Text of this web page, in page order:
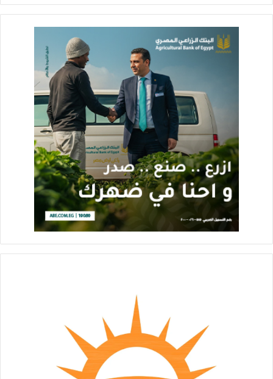
تدفقات النقد الأجنبي بشكل عام وتحويلات أموال المصريين بالخارج
بشكل خاص، مع تقديم الخدمات المصرفية لعملاء التحويلات، موضحاً
أنه من المقرر بدء الخدمة كمرحلة أولى فى مجموعة من فروع البنك
على أن يتم تقديم الخدمة بكافة فروع البنك خلال المراحل التالية بما
يدعم جهود البنك لتحقيق الشمول المالى وتقديم أفضل مستوى من
الخدمات المصرفية للعملاء. هذا ويعتزم البنك تعزيز التكامل بين أيباج
والشركات التابعة للبنك في إطار إستراتيجية البنك لتنمية وتنويع
الخدمات المقدمة للعملاء.
وفي هذا الصدد، صرح مصطفي سرهنك رئيس مجلس الإدارة
التنفيذي لشركة أيباج لخدمات تحويل الأموال بأن هذه الخطوة تُعد
تطبيق عملي لخطة الشركة الاستراتيجية الهادفة إلي دمج قطاع
التحويلات غير الرسمي إلى القطاع المصرفي حيث سيتم توسيع
قاعدة العملاء المستهدفين من خلال شبكة فروع أكبر ثلاثة بنوك في
مصر وأيضاً إتاحة خدماتهم المصرفية المتنوعة لهؤلاء العملاء مما يعزز
الشمول المالي وإدخال شريحة كبيرة من المجتمع لا تتعامل مع
وأضاف سرهنك، أن هذه الخطوة ما كانت لتتحقق دون دعم البنك
المركزي المصري وتفهمه لدور الشركة المحوري في زيادة مصدر من
المصادر الرئيسية لإيرادات الدولة من النقد الأجنبي من خلال تعظيم
تحويلات المصريين العاملين بالخارج، مع التأكيد على التعاون
المنقطع النظير من إدارة البنوك وكافة كوادرهم وممثليهم في
مجلس إدارة شركة IBAG.